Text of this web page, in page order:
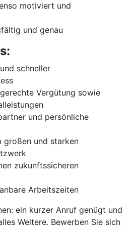
motiviert und
und genau
schneller
Vergütung sowie
und persönliche
großen und starken
zukunftssicheren
Arbeitszeiten
ein kurzer Anruf genügt und
Weitere. Bewerben Sie sich